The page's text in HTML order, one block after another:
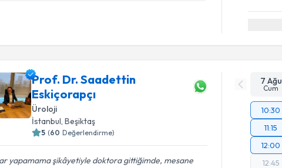
Prof. Dr. Saadettin
Eskiçorapçı
Üroloji
İstanbul , Beşiktaş
5 (60 Değerlendirme)
yapamama şikâyetiyle doktora gittiğimde, mesane
7 Ağu
Cum
10:30
11:15
12:00
12:45